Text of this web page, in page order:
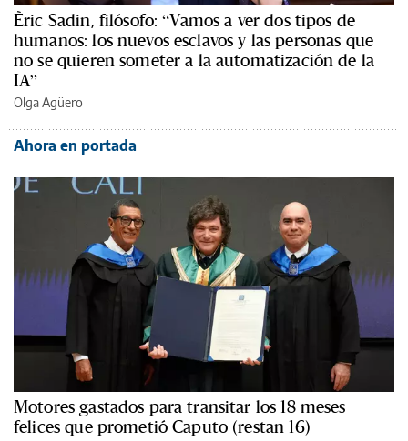
Èric Sadin, filósofo: “Vamos a ver dos tipos de
humanos: los nuevos esclavos y las personas que
no se quieren someter a la automatización de la
IA”
Olga Agüero
Ahora en portada
Motores gastados para transitar los 18 meses
felices que prometió Caputo (restan 16)